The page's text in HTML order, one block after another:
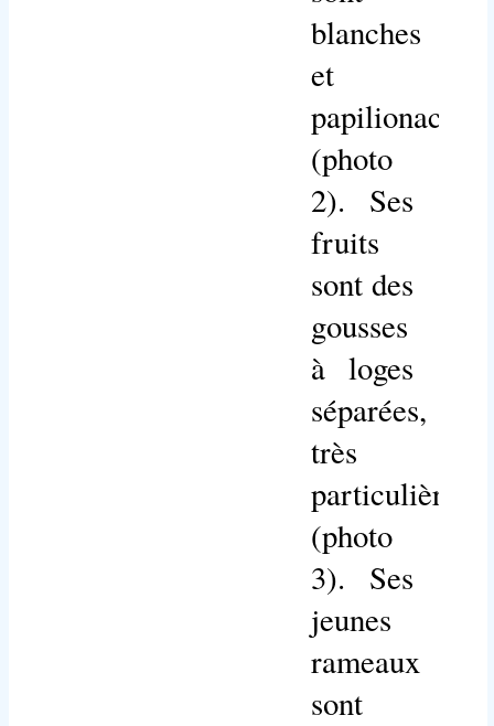
blanches
et
papilionacées
(photo
2). Ses
fruits
sont des
gousses
à loges
séparées,
très
particulières
(photo
3). Ses
jeunes
rameaux
sont